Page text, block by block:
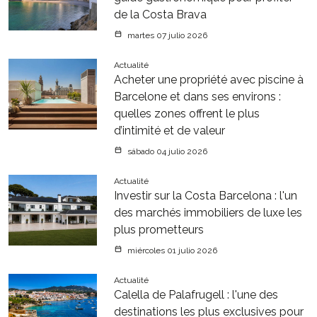
de la Costa Brava
martes 07 julio 2026
Actualité
Acheter une propriété avec piscine à
Barcelone et dans ses environs :
quelles zones offrent le plus
d’intimité et de valeur
sábado 04 julio 2026
Actualité
Investir sur la Costa Barcelona : l'un
des marchés immobiliers de luxe les
plus prometteurs
miércoles 01 julio 2026
Actualité
Calella de Palafrugell : l'une des
destinations les plus exclusives pour